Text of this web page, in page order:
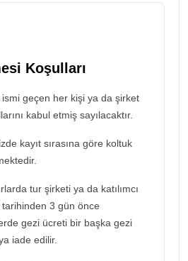
Koşulları
geçen her kişi ya da şirket
kabul etmiş sayılacaktır.
kayıt sırasına göre koltuk
tur şirketi ya da katılımcı
tarihinden 3 gün önce
gezi ücreti bir başka gezi
iade edilir.